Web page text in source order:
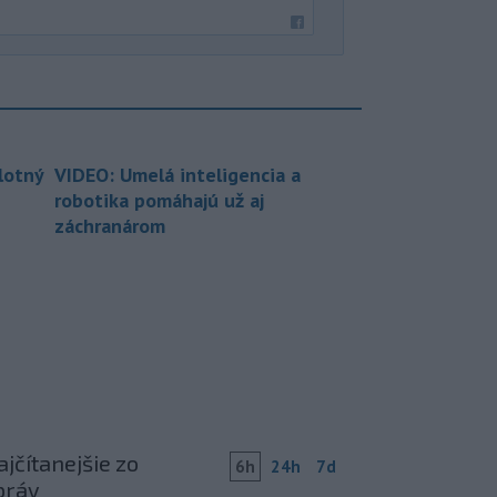
VIDEO: Umelá inteligencia a
robotika pomáhajú už aj
záchranárom
zo
6h 24h 7d